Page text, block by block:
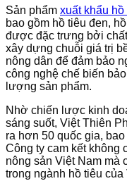
Sản phẩm xuất khẩu
bao gồm hồ tiêu đen,
được đặc trưng bởi
xây dựng chuỗi giá trị
nông dân để đảm bảo
công nghệ chế biến
lượng sản phẩm.
Nhờ chiến lược kinh
sáng suốt, Việt Thiên
ra hơn 50 quốc gia,
Công ty cam kết không
nông sản Việt Nam mà
trong ngành hồ tiêu